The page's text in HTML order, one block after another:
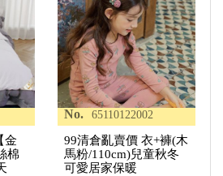
金
棉
No. 65110122002
99清倉亂賣價 衣+褲(木
馬粉/110cm)兒童秋冬
可愛居家保暖